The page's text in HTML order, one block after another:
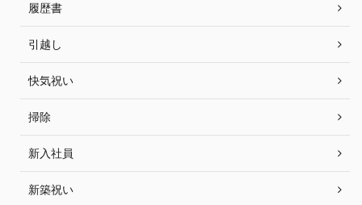
履歴書
引越し
快気祝い
掃除
新入社員
新築祝い